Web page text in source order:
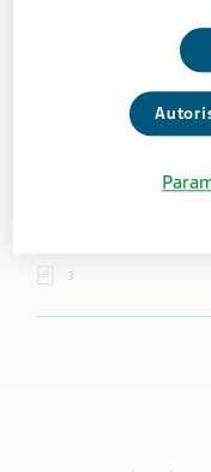
Eliz est créatrice du
un blogue de style
3